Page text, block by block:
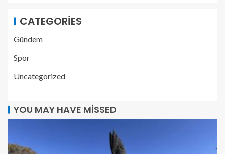
CATEGORIES
Gündem
Spor
Uncategorized
YOU MAY HAVE MISSED